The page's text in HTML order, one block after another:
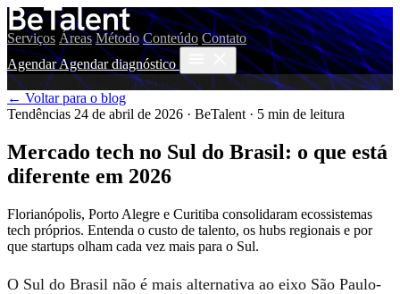
Serviços Áreas Método Conteúdo Contato
AgendarAgendar diagnóstico
Serviços
Áreas Método Conteúdo
Contato
← Voltar para o blog
Tendências 24 de abril de 2026 · BeTalent · 5 min de leitura
Mercado tech no Sul do Brasil: o que está
diferente em 2026
Florianópolis, Porto Alegre e Curitiba consolidaram ecossistemas
tech próprios. Entenda o custo de talento, os hubs regionais e por
que startups olham cada vez mais para o Sul.
O Sul do Brasil não é mais alternativa ao eixo São Paulo-